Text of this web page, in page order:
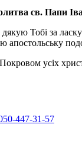
св. Папи
Тобі за
усіх
447-31-57